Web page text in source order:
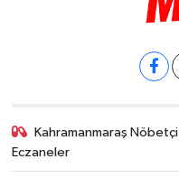
Kahramanmaraş Nöbetçi
Eczaneler